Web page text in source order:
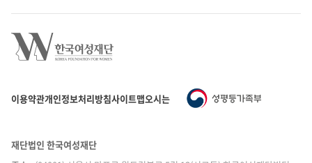
이용약관개인정보처리방침사이트맵오시는 길
SNS 바로가기
재단법인 한국여성재단